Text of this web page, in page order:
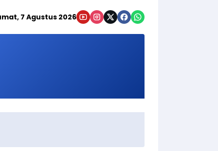
7 Agustus 2026